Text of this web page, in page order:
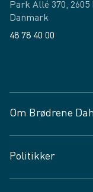
Park Allé 370, 2605
Danmark
48 78 40 00
Om Brødrene
Vagttelefon 30 10 89
Spørgsmål og svar
Politikker